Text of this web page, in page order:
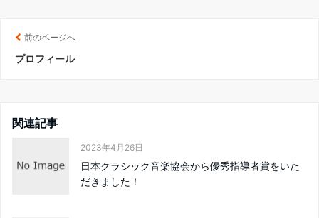
前のページへ
プロフィール
関連記事
2023年4月26日
日本クラシック音楽協会から優秀指導者賞をいた
だきました！